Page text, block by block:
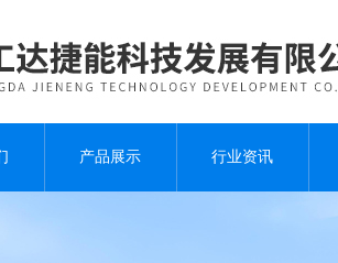
产品展示 行业资讯